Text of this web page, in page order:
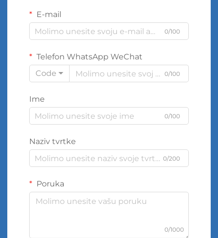
E-mail
0/100
Telefon WhatsApp WeChat
Code
0/100
Ime
0/100
Naziv tvrtke
0/200
Poruka
0/1000